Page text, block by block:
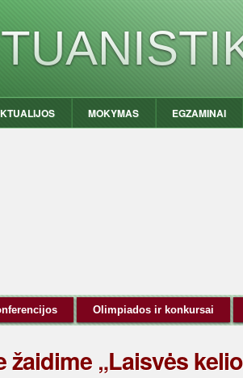
MOKYMAS EGZAMINAI
Olimpiados ir konkursai
žaidime „Laisvės